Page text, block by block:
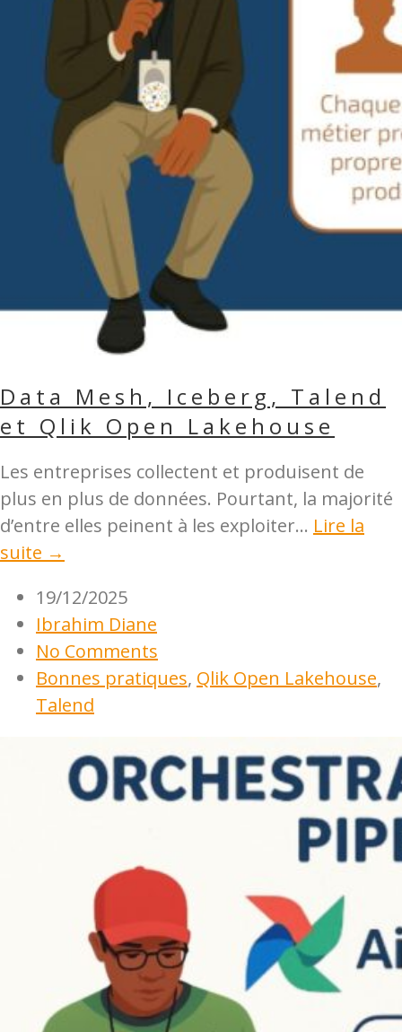
Data Mesh, Iceberg, Talend
et Qlik Open Lakehouse
Les entreprises collectent et produisent de
plus en plus de données. Pourtant, la majorité
d’entre elles peinent à les exploiter... Lire la
suite →
19/12/2025
Ibrahim Diane
No Comments
Bonnes pratiques, Qlik Open Lakehouse,
Talend